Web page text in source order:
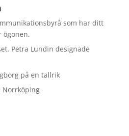
som har ditt
ögonen.
Petra Lundin designade
på en tallrik
Norrköping